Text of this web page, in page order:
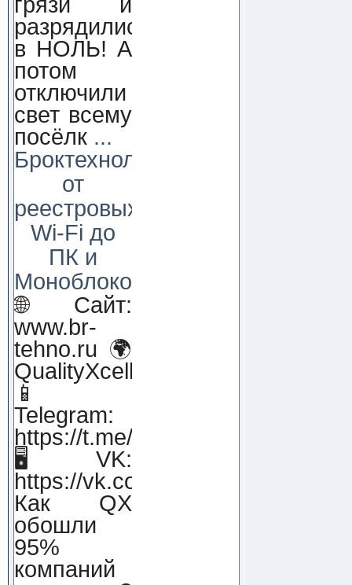
разрядились
в НОЛЬ! А
потом
отключили
свет всему
посёлк ...
Броктехнолоджи:
от
реестровых
Wi-Fi до
ПК и
Моноблоков!
🌐 Сайт:
www.br-
tehno.ru 🌍
QualityXcellence.ru
📱
Telegram:
https://t.me/qx_lab_IT
🖥 VK:
https://vk.com/qualityxcellenc
Как QX
обошли
95%
компаний